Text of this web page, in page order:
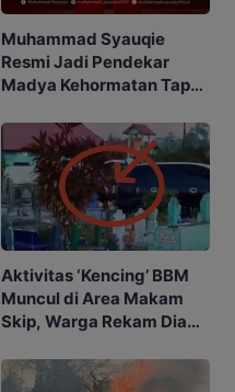
Muhammad Syauqie
Resmi Jadi Pendekar
Madya Kehormatan Tapak
Aktivitas ‘Kencing’ BBM
Muncul di Area Makam
Skip, Warga Rekam Diam-